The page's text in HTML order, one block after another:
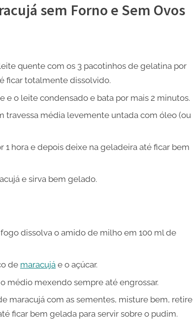
sem Forno e Sem Ovos
quente com os 3 pacotinhos de gelatina por
ficar totalmente dissolvido.
e o leite condensado e bata por mais 2 minutos.
travessa média levemente untada com óleo (ou
hora e depois deixe na geladeira até ficar bem
e sirva bem gelado.
dissolva o amido de milho em 100 ml de
de maracujá e o açúcar.
médio mexendo sempre até engrossar.
maracujá com as sementes, misture bem, retire
ficar bem gelada para servir sobre o pudim.